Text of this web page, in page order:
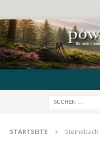
STARTSEITE Steinebach